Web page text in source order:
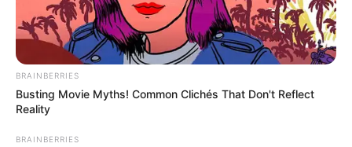
Panamá”.
Uribe finalizó el trino expresando que mientras avanzan
la destrucción del medio ambiente y el control criminal,
estas obras podrían ser acompañadas de toda la
protección ambiental.
BRAINBERRIES
Busting Movie Myths! Common Clichés That Don't Reflect
Reality
BRAINBERRIES